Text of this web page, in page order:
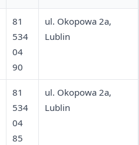
81
534
04
90
ul. Okopowa 2a,
Lublin
81
534
04
85
ul. Okopowa 2a,
Lublin